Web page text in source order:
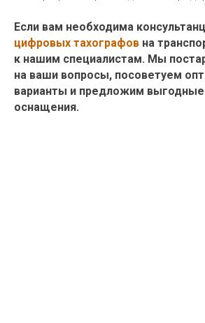
Если вам необходима
цифровых тахографов на
к нашим специалистам. Мы
на ваши вопросы, посоветуем
варианты и предложим выгодные
оснащения.